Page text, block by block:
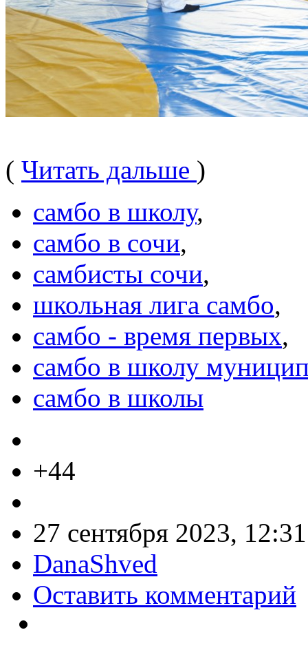
( Читать дальше )
самбо в школу,
самбо в сочи,
самбисты сочи,
школьная лига самбо,
самбо - время первых,
самбо в школу
самбо в школы
+44
27 сентября 2023, 12:31
DanaShved
Оставить комментарий